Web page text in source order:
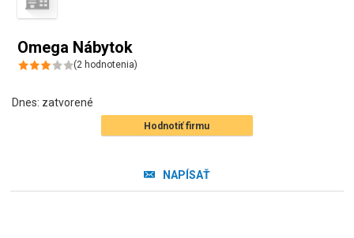
Omega Nábytok
(2 hodnotenia)
Dnes: zatvorené
Hodnotiť firmu
NAPÍSAŤ